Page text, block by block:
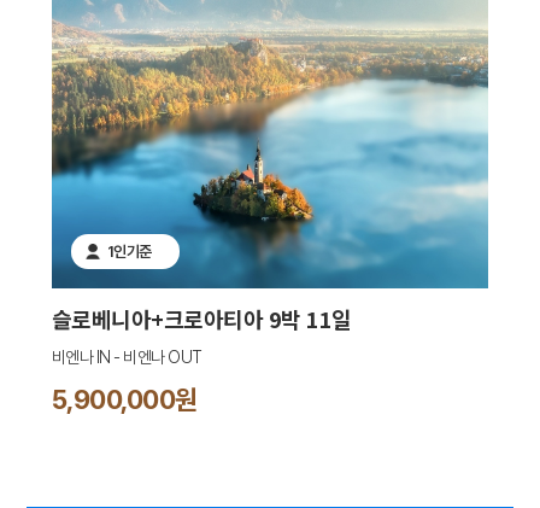
1인기준
슬로베니아+크로아티아 9박 11일
비엔나 IN - 비엔나 OUT
5,900,000원